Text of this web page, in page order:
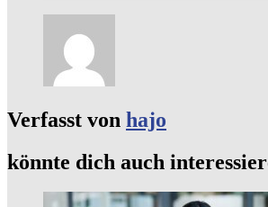
Verfasst von hajo
könnte dich auch